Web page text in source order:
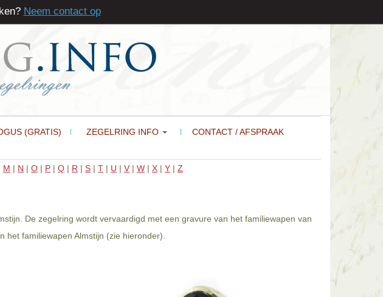
(GRATIS) ZEGELRING INFO CONTACT / AFSPRAAK
M | N | O | P | Q | R | S | T | U | V | W | X | Y | Z
De zegelring wordt vervaardigd met een gravure van het familiewapen van
familiewapen Almstijn (zie hieronder).
Neem contact op